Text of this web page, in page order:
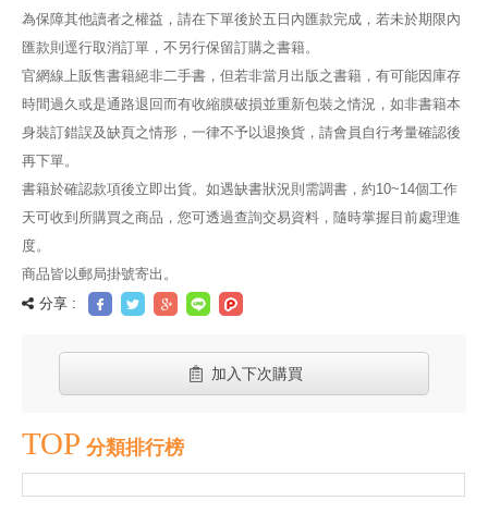
為保障其他讀者之權益，請在下單後於五日內匯款完成，若未於期限內
匯款則逕行取消訂單，不另行保留訂購之書籍。
官網線上販售書籍絕非二手書，但若非當月出版之書籍，有可能因庫存
時間過久或是通路退回而有收縮膜破損並重新包裝之情況，如非書籍本
身裝訂錯誤及缺頁之情形，一律不予以退換貨，請會員自行考量確認後
再下單。
書籍於確認款項後立即出貨。如遇缺書狀況則需調書，約10~14個工作
天可收到所購買之商品，您可透過查詢交易資料，隨時掌握目前處理進
度。
商品皆以郵局掛號寄出。
分享 :
加入下次購買
TOP 分類排行榜